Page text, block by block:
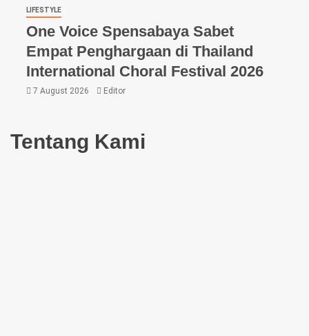
LIFESTYLE
One Voice Spensabaya Sabet
Empat Penghargaan di Thailand
International Choral Festival 2026
7 August 2026 Editor
Tentang Kami